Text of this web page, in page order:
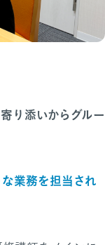
り添いからグルー
業務を担当され